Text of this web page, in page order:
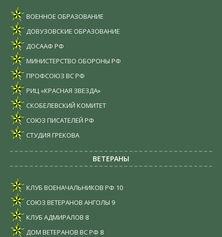
ВОЕННОЕ ОБРАЗОВАНИЕ
ДОВУЗОВСКИЕ ОБРАЗОВАНИЕ
ДОСААФ РФ
МИНИСТЕРСТВО ОБОРОНЫ РФ
ПРОФСОЮЗ ВС РФ
РИЦ «КРАСНАЯ ЗВЕЗДА»
СКОБЕЛЕВСКИЙ КОМИТЕТ
СОЮЗ ПИСАТЕЛЕЙ РФ
СТУДИЯ ГРЕКОВА
ВЕТЕРАНЫ
КЛУБ ВОЕНАЧАЛЬНИКОВ РФ 10
СОЮЗ ВЕТЕРАНОВ АНГОЛЫ 9
КЛУБ АДМИРАЛОВ 8
ДОМ ВЕТЕРАНОВ ВС РФ 8